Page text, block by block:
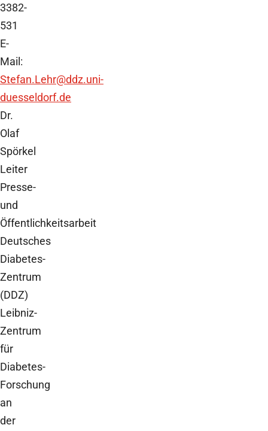
3382-
531
E-
Mail:
Stefan.Lehr@ddz.uni-
duesseldorf.de
Dr.
Olaf
Spörkel
Leiter
Presse-
und
Öffentlichkeitsarbeit
Deutsches
Diabetes-
Zentrum
(DDZ)
Leibniz-
Zentrum
für
Diabetes-
Forschung
an
der